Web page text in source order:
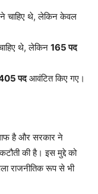
चाहिए थे, लेकिन केवल
थे, लेकिन 165 पद
पदआवंटित किए गए।
है और सरकार ने
की है। इस मुद्दे को
राजनीतिक रूप से भी